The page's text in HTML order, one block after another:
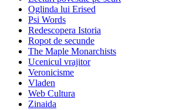
Oglinda lui Erised
Psi Words
Redescopera Istoria
Ropot de secunde
The Maple Monarchists
Ucenicul vrajitor
Veronicisme
Vladen
Web Cultura
Zinaida